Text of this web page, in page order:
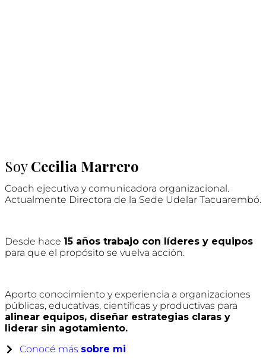
SoyCecilia Marrero
Coach ejecutiva y comunicadora organizacional.
Actualmente Directora de la Sede Udelar Tacuarembó.
Desde hace 15 años trabajo con líderes y equipos
para que el propósito se vuelva acción.
Aporto conocimiento y experiencia a organizaciones
públicas, educativas, científicas y productivas para
alinear equipos, diseñar estrategias claras y
liderar sin agotamiento.
Conocé más sobre mi